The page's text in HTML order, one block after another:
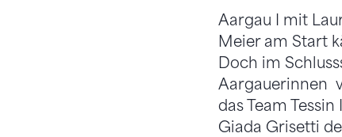
Aargau I mit
Meier am Start
Doch im
Aargauerinnen
das Team
Giada Grisetti